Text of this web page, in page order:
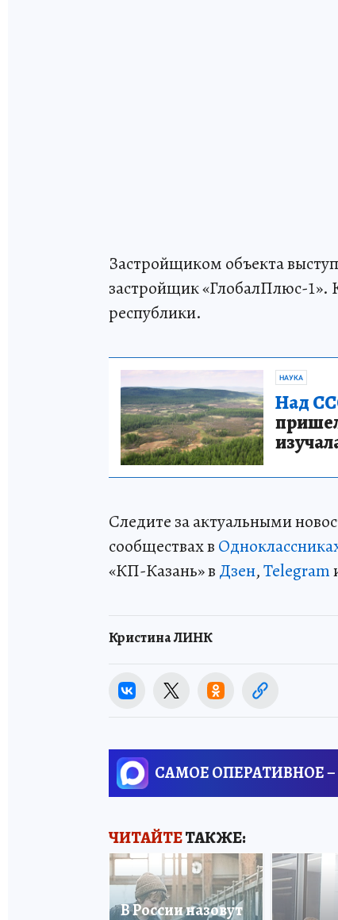
Застройщиком объекта
застройщик «ГлобалПлюс-1».
республики.
НАУКА
Над
Следите за актуальными
сообществах в
«КП-Казань» в Дзен,Telegram
Кристина ЛИНК
САМОЕ ОПЕРАТИВНОЕ
ЧИТАЙТЕТАКЖЕ:
В России назовут